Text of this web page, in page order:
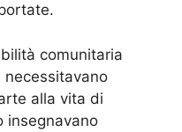
comunitaria
alla vita di
insegnavano